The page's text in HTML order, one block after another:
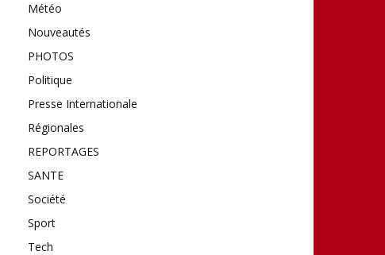
Météo
Nouveautés
PHOTOS
Politique
Presse Internationale
Régionales
REPORTAGES
SANTE
Société
Sport
Tech